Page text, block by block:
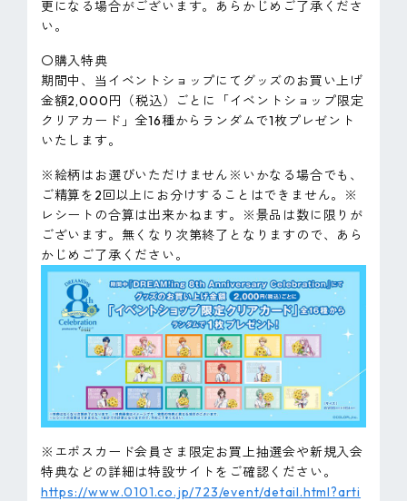
更になる場合がございます。あらかじめご了承くださ
い。
〇購入特典
期間中、当イベントショップにてグッズのお買い上げ
金額2,000円（税込）ごとに「イベントショップ限定
クリアカード」全16種からランダムで1枚プレゼント
いたします。
※絵柄はお選びいただけません※いかなる場合でも、
ご精算を2回以上にお分けすることはできません。※
レシートの合算は出来かねます。※景品は数に限りが
ございます。無くなり次第終了となりますので、あら
かじめご了承ください。
※エポスカード会員さま限定お買上抽選会や新規入会
特典などの詳細は特設サイトをご確認ください。
https://www.0101.co.jp/723/event/detail.html?arti